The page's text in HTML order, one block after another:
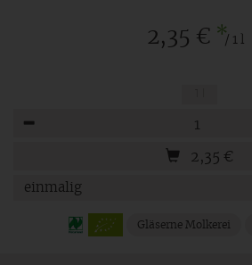
2,35 € */ 1 l
2,35 €
Gläserne Molkerei